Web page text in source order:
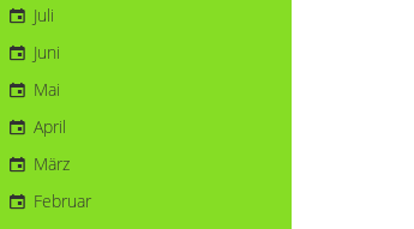
Juli
Juni
Mai
April
März
Februar